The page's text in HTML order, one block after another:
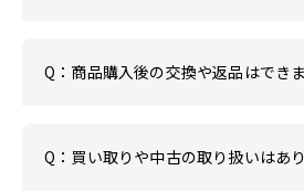
Q：商品購入後の交換や返品はでき
Q：買い取りや中古の取り扱いはあ